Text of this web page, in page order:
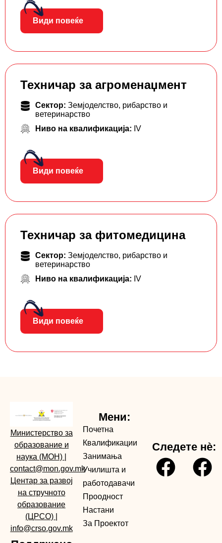
Види повеќе
Техничар за агроменаџмент
Сектор: Земјоделство, рибарство и
ветеринарство
Ниво на квалификација: IV
Види повеќе
Техничар за фитомедицина
Сектор: Земјоделство, рибарство и
ветеринарство
Ниво на квалификација: IV
Види повеќе
Министерство за
образование и
наука (МОН)
contact@mon.gov.mk
Центар за развој
на стручното
образование
(ЦРСО)
info@crso.gov.mk
Мени:
Почетна
Квалификации
Занимања
Училишта и
работодавачи
Проодност
Настани
За Проектот
Следете нè: